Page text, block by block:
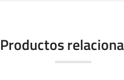
Productos